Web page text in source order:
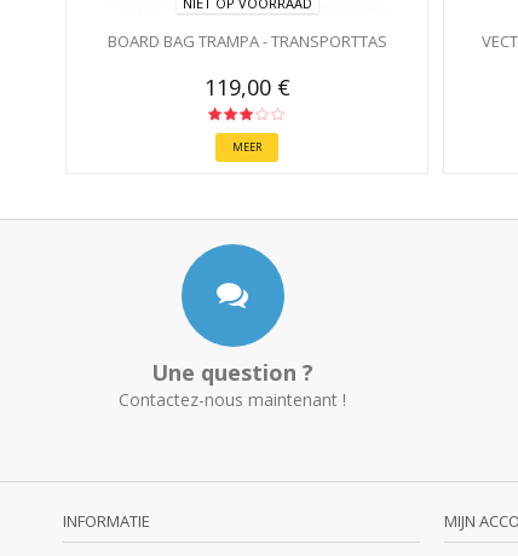
BOARD BAG TRAMPA - TRANSPORTTAS
119,00 €
MEER
Une question ?
Contactez-nous maintenant !
INFORMATIE MIJN